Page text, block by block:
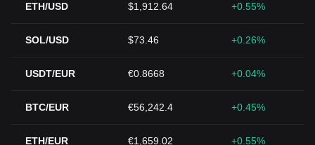
ETH/USD $1,912.64 +0.55%
SOL/USD $73.46 +0.26%
USDT/EUR €0.8668 +0.04%
BTC/EUR €56,242.4 +0.45%
ETH/EUR €1,659.02 +0.55%